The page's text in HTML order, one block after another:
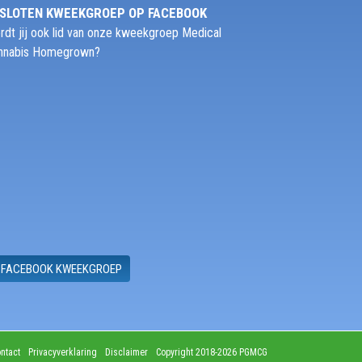
KWEEKGROEP OP FACEBOOK
jij ook lid van onze kweekgroep Medical
Homegrown?
FACEBOOK KWEEKGROEP
Privacyverklaring Disclaimer Copyright 2018-2026 PGMCG